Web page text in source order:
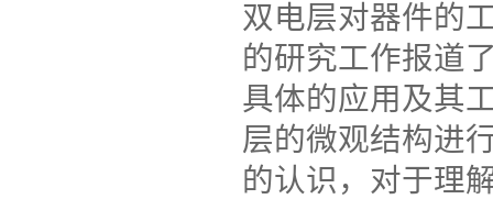
双电层对器件的
的研究工作报道
具体的应用及其
层的微观结构进
的认识，对于理